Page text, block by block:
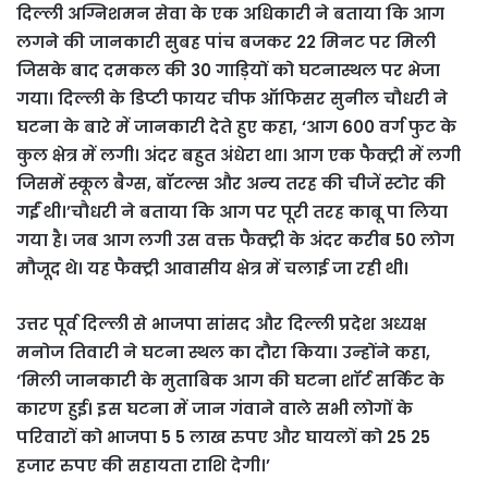
दिल्ली अग्निशमन सेवा के एक अधिकारी ने बताया कि आग
लगने की जानकारी सुबह पांच बजकर 22 मिनट पर मिली
जिसके बाद दमकल की 30 गाड़ियों को घटनास्थल पर भेजा
गया। दिल्ली के डिप्टी फायर चीफ ऑफिसर सुनील चौधरी ने
घटना के बारे में जानकारी देते हुए कहा, ‘आग 600 वर्ग फुट के
कुल क्षेत्र में लगी। अंदर बहुत अंधेरा था। आग एक फैक्ट्री में लगी
जिसमें स्कूल बैग्स, बॉटल्स और अन्य तरह की चीजें स्टोर की
गईं थी।’चौधरी ने बताया कि आग पर पूरी तरह काबू पा लिया
गया है। जब आग लगी उस वक्त फैक्ट्री के अंदर करीब 50 लोग
मौजूद थे। यह फैक्ट्री आवासीय क्षेत्र में चलाई जा रही थी।
उत्तर पूर्व दिल्ली से भाजपा सांसद और दिल्ली प्रदेश अध्यक्ष
मनोज तिवारी ने घटना स्थल का दौरा किया। उन्होंने कहा,
‘मिली जानकारी के मुताबिक आग की घटना शॉर्ट सर्किट के
कारण हुई। इस घटना में जान गंवाने वाले सभी लोगों के
परिवारों को भाजपा 5 5 लाख रुपए और घायलों को 25 25
हजार रुपए की सहायता राशि देगी।’